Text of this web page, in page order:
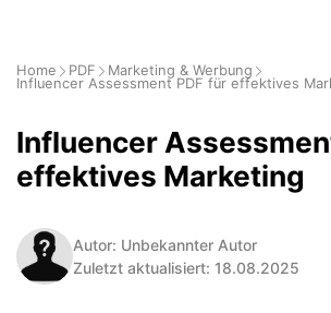
Home PDF
Marketing & Werbung
Influencer Assessment PDF für effektives
Influencer
effektives Marketing
Autor: Unbekannter Autor
Zuletzt aktualisiert: 18.08.2025